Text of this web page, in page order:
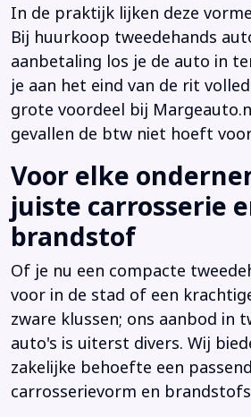
In de praktijk lijken deze
Bij huurkoop tweedehands
aanbetaling los je de auto in
je aan het eind van de rit
grote voordeel bij
gevallen de btw niet hoeft
Voor elke
juiste carrosserie
brandstof
Of je nu een compacte
voor in de stad of een
zware klussen; ons aanbod in
auto's is uiterst divers. Wij
zakelijke behoefte een
carrosserievorm en